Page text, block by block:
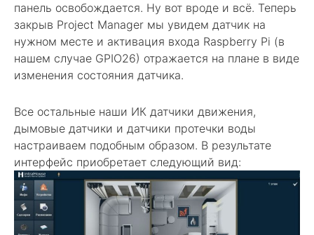
панель освобождается. Ну вот вроде и всё. Теперь
закрыв Project Manager мы увидем датчик на
нужном месте и активация входа Raspberry Pi (в
нашем случае GPIO26) отражается на плане в виде
изменения состояния датчика.
Все остальные наши ИК датчики движения,
дымовые датчики и датчики протечки воды
настраиваем подобным образом. В результате
интерфейс приобретает следующий вид: